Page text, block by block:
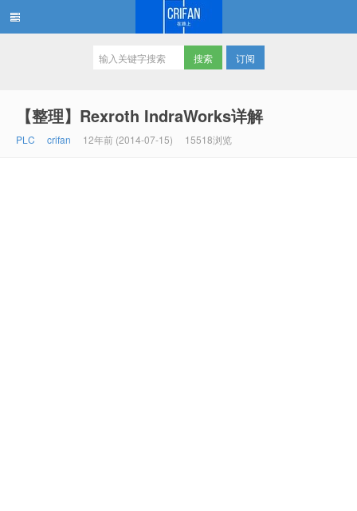
订阅
【整理】Rexroth IndraWorks详解
PLC crifan 12年前 (2014-07-15) 15518浏览